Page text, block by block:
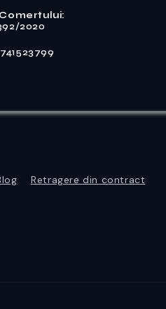
2020
Retragere din contract